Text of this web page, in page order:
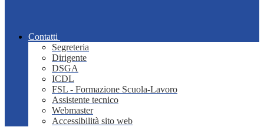
Contatti
Segreteria
Dirigente
DSGA
ICDL
FSL - Formazione Scuola-Lavoro
Assistente tecnico
Webmaster
Accessibilità sito web